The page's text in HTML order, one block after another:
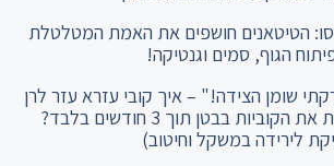
הטיטאנים חושפים את האמת המטלטלת
הגוף, סמים וגנטיקה!
שומן הצידה!" – איך קובי עזרא עזר לרן
לחטב את הגוף ולגלות את הקוביות בבטן תוך 3 חודשים בלבד?
לירידה במשקל וחיטוב)